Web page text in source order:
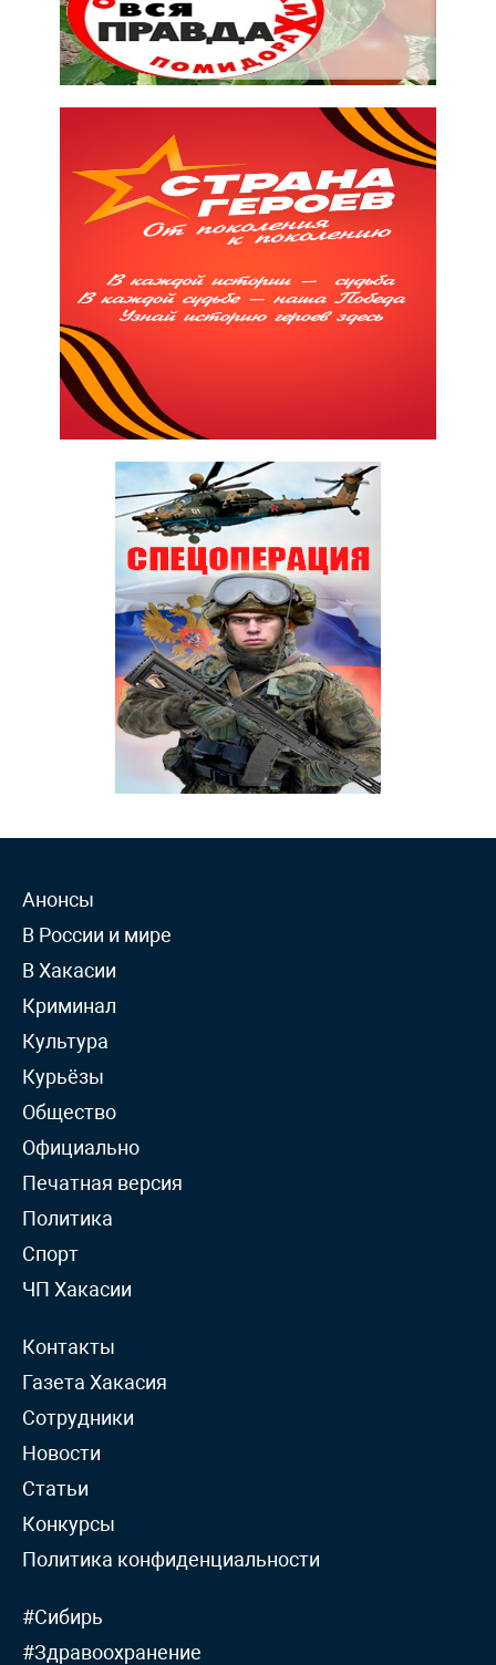
Анонсы
В России и мире
В Хакасии
Криминал
Культура
Курьёзы
Общество
Официально
Печатная версия
Политика
Спорт
ЧП Хакасии
Контакты
Газета Хакасия
Сотрудники
Новости
Статьи
Конкурсы
Политика конфиденциальности
#Сибирь
#Здравоохранение